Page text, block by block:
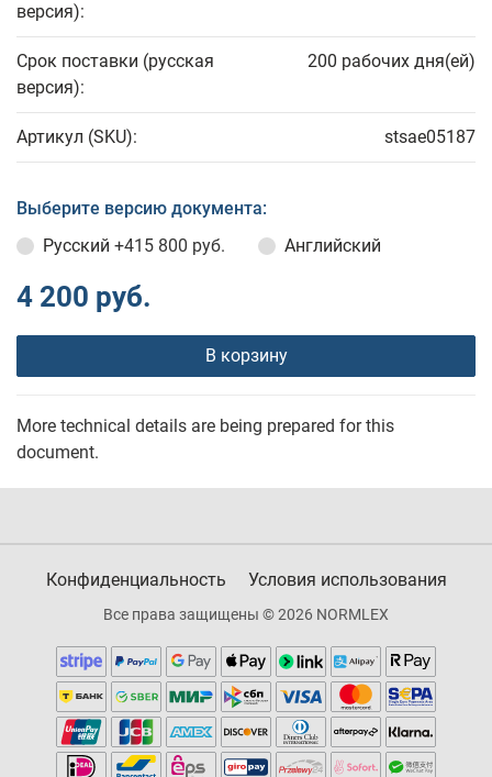
версия):
Срок поставки (русская
версия):
200 рабочих дня(ей)
Артикул (SKU): stsae05187
Выберите версию документа:
Русский +415 800 руб. Английский
4 200 руб.
В корзину
More technical details are being prepared for this
document.
Конфиденциальность Условия использования
Все права защищены © 2026 NORMLEX